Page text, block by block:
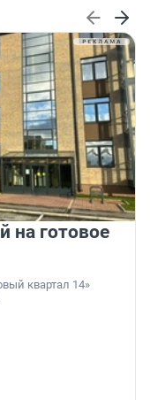
на готовое
квартал 14»